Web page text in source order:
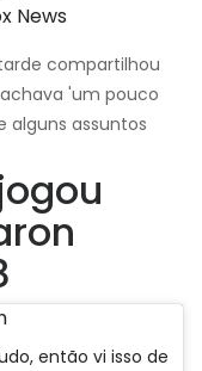
News
compartilhou
'um pouco
alguns assuntos
então vi isso de